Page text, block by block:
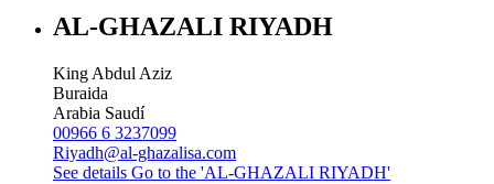
AL-GHAZALI RIYADH
King Abdul Aziz
Buraida
Arabia Saudí
00966 6 3237099
Riyadh@al-ghazalisa.com
See details Go to the 'AL-GHAZALI RIYADH'